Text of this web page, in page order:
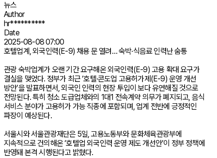
뉴스
Author
hr**********
Date
2025-08-08 07:00
호텔업계, 외국인력(E-9) 채용 문 열려… 숙박·식음료 인력난 숨통
관광 숙박업계가 오랜 기간 요구해온 외국인력(E-9) 고용 확대 요구가
결실을 맺었다. 정부가 최근 ‘호텔·콘도업 고용허가제(E-9) 운영 개선
방안’을 발표하면서, 외국인 인력의 현장 투입이 보다 유연해질 것으로
전망된다. 특히 청소 도급업체와의 1대1 전속계약 의무가 폐지되고, 음식
서비스 분야가 고용허가 가능 직종에 포함되며, 업계 전반에 긍정적인
파장이 예상된다.
서울시와 서울관광재단은 5일, 고용노동부와 문화체육관광부에
지속적으로 건의해온 ‘호텔업 외국인력 운영 제도 개선안’이 정부 정책에
반영돼 본격 시행된다고 밝혔다.